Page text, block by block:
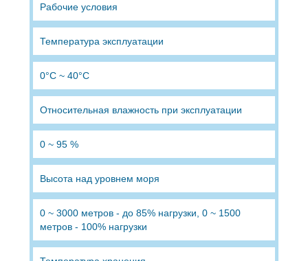
Рабочие условия
Температура эксплуатации
0°C ~ 40°C
Относительная влажность при эксплуатации
0 ~ 95 %
Высота над уровнем моря
0 ~ 3000 метров - до 85% нагрузки, 0 ~ 1500
метров - 100% нагрузки